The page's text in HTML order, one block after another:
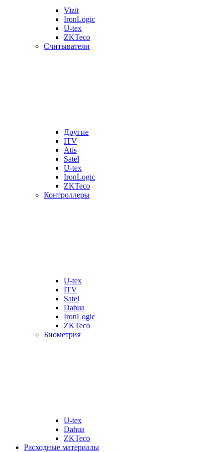
Vizit
IronLogic
U-tex
ZKTeco
Считыватели
Другие
ITV
Atis
Satel
U-tex
IronLogic
ZKTeco
Контроллеры
U-tex
ITV
Satel
Dahua
IronLogic
ZKTeco
Биометрия
U-tex
Dahua
ZKTeco
Расходные материалы